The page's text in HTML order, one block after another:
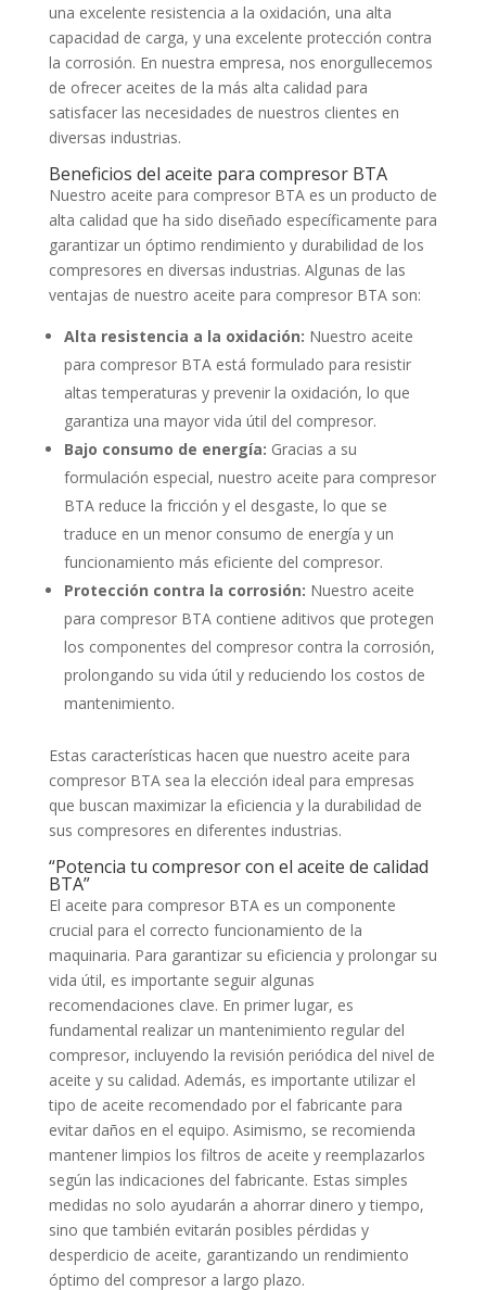
una excelente resistencia a la oxidación, una alta
capacidad de carga, y una excelente protección contra
la corrosión. En nuestra empresa, nos enorgullecemos
de ofrecer aceites de la más alta calidad para
satisfacer las necesidades de nuestros clientes en
diversas industrias.
Beneficios del aceite para compresor BTA
Nuestro aceite para compresor BTA es un producto de
alta calidad que ha sido diseñado específicamente para
garantizar un óptimo rendimiento y durabilidad de los
compresores en diversas industrias. Algunas de las
ventajas de nuestro aceite para compresor BTA son:
Alta resistencia a la oxidación: Nuestro aceite
para compresor BTA está formulado para resistir
altas temperaturas y prevenir la oxidación, lo que
garantiza una mayor vida útil del compresor.
Bajo consumo de energía: Gracias a su
formulación especial, nuestro aceite para compresor
BTA reduce la fricción y el desgaste, lo que se
traduce en un menor consumo de energía y un
funcionamiento más eficiente del compresor.
Protección contra la corrosión: Nuestro aceite
para compresor BTA contiene aditivos que protegen
los componentes del compresor contra la corrosión,
prolongando su vida útil y reduciendo los costos de
mantenimiento.
Estas características hacen que nuestro aceite para
compresor BTA sea la elección ideal para empresas
que buscan maximizar la eficiencia y la durabilidad de
sus compresores en diferentes industrias.
“Potencia tu compresor con el aceite de calidad
BTA”
El aceite para compresor BTA es un componente
crucial para el correcto funcionamiento de la
maquinaria. Para garantizar su eficiencia y prolongar su
vida útil, es importante seguir algunas
recomendaciones clave. En primer lugar, es
fundamental realizar un mantenimiento regular del
compresor, incluyendo la revisión periódica del nivel de
aceite y su calidad. Además, es importante utilizar el
tipo de aceite recomendado por el fabricante para
evitar daños en el equipo. Asimismo, se recomienda
mantener limpios los filtros de aceite y reemplazarlos
según las indicaciones del fabricante. Estas simples
medidas no solo ayudarán a ahorrar dinero y tiempo,
sino que también evitarán posibles pérdidas y
desperdicio de aceite, garantizando un rendimiento
óptimo del compresor a largo plazo.